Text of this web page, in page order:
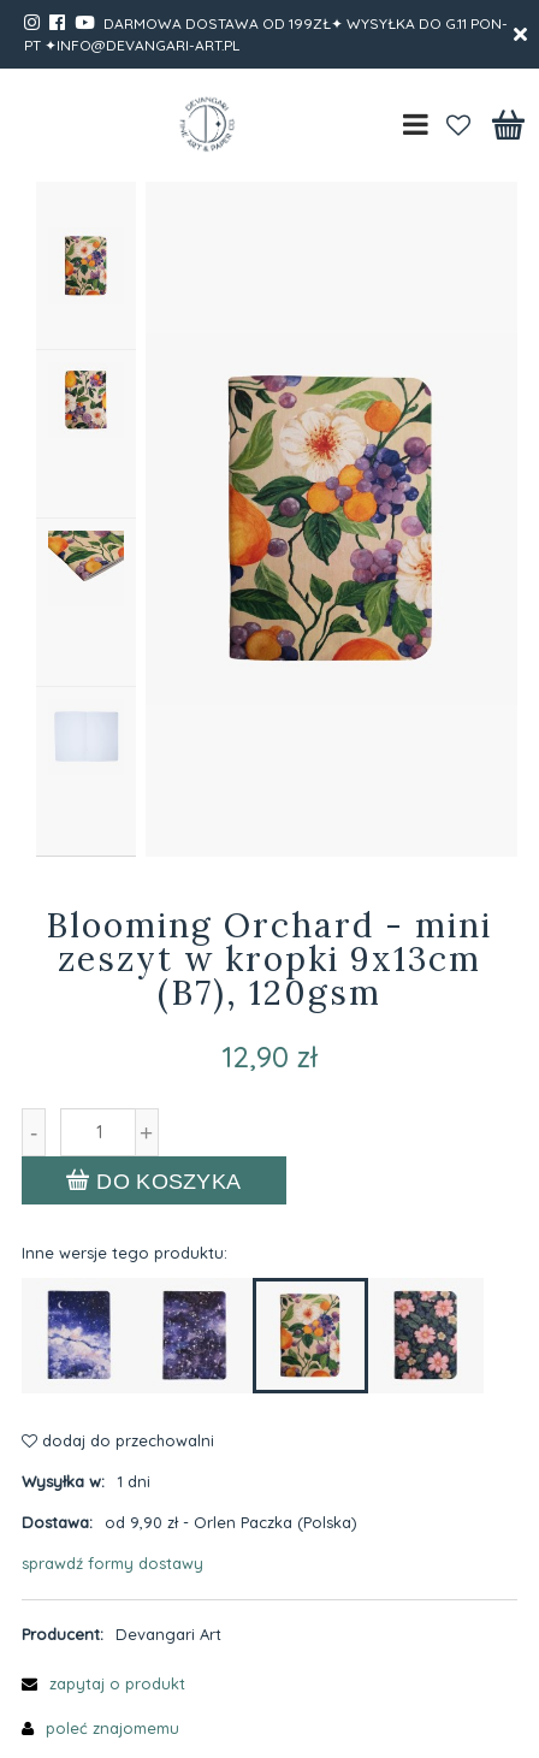
DARMOWA DOSTAWA OD 199ZŁ✦ WYSYŁKA DO G.11 PON-
PT ✦INFO@DEVANGARI-ART.PL
Blooming Orchard - mini
zeszyt w kropki 9x13cm
(B7), 120gsm
12,90 zł
- +
DO KOSZYKA
Inne wersje tego produktu:
dodaj do przechowalni
Wysyłka w: 1 dni
Dostawa: od 9,90 zł - Orlen Paczka (Polska)
Cena nie zawiera ewentualnych kosztów płatności
sprawdź formy dostawy
Producent: Devangari Art
zapytaj o produkt
poleć znajomemu